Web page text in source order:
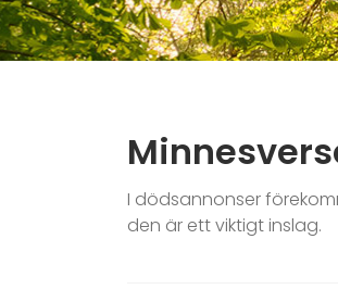
I dödsannonser
den är ett viktigt inslag.